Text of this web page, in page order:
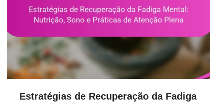
Estratégias de Recuperação da Fadiga